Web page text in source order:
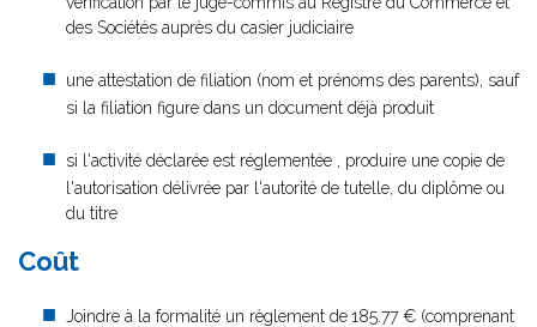
des Sociétés auprès du casier judiciaire
une attestation de filiation (nom et prénoms des parents), sauf
si la filiation figure dans un document déjà produit
si l'activité déclarée est réglementée , produire une copie de
l'autorisation délivrée par l'autorité de tutelle, du diplôme ou
du titre
Coût
Joindre à la formalité un règlement de185.77 € (comprenant